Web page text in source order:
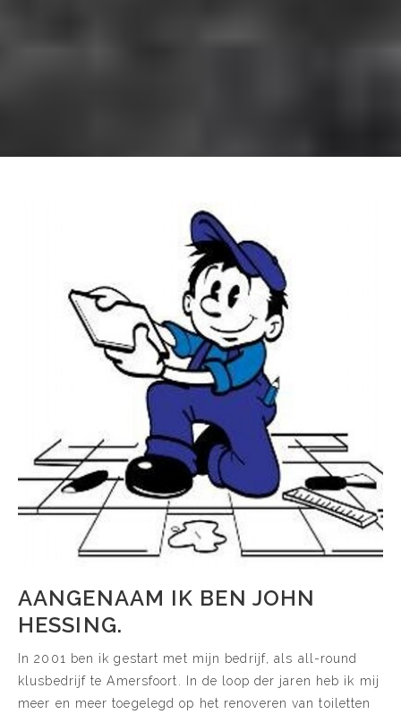
AANGENAAM IK BEN JOHN
HESSING.
In 2001 ben ik gestart met mijn bedrijf, als all-round
klusbedrijf te Amersfoort. In de loop der jaren heb ik mij
meer en meer toegelegd op het renoveren van toiletten